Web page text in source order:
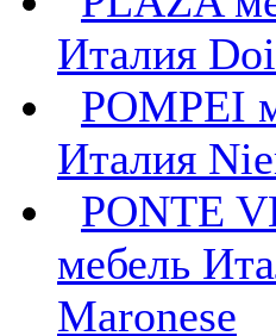
Италия
POMPEI
Италия
PONTE
мебель
Maronese